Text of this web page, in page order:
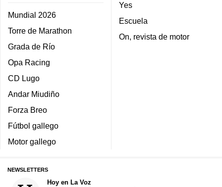
Mundial 2026
Torre de Marathon
Grada de Río
Opa Racing
CD Lugo
Andar Miudiño
Forza Breo
Fútbol gallego
Motor gallego
Yes
Escuela
On, revista de motor
NEWSLETTERS
Hoy en La Voz